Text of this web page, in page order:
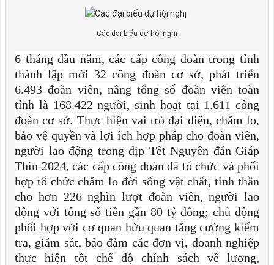
Các đại biểu dự hội nghị
6 tháng đầu năm, các cấp công đoàn trong tỉnh
thành lập mới 32 công đoàn cơ sở, phát triển
6.493 đoàn viên, nâng tổng số đoàn viên toàn
tỉnh là 168.422 người, sinh hoạt tại 1.611 công
đoàn cơ sở. Thực hiện vai trò đại diện, chăm lo,
bảo vệ quyền và lợi ích hợp pháp cho đoàn viên,
người lao động trong dịp Tết Nguyên đán Giáp
Thìn 2024, các cấp công đoàn đã tổ chức và phối
hợp tổ chức chăm lo đời sống vật chất, tinh thần
cho hơn 226 nghìn lượt đoàn viên, người lao
động với tổng số tiền gần 80 tỷ đồng; chủ động
phối hợp với cơ quan hữu quan tăng cường kiểm
tra, giám sát, bảo đảm các đơn vị, doanh nghiệp
thực hiện tốt chế độ chính sách về lương,